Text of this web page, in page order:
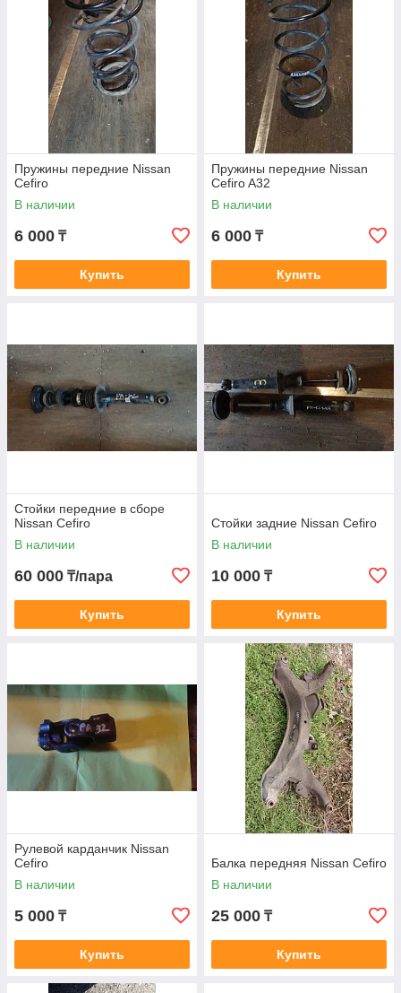
Пружины передние Nissan
Cefiro
В наличии
6 000 ₸
Купить
Пружины передние Nissan
Cefiro A32
В наличии
6 000 ₸
Купить
Стойки передние в сборе
Nissan Cefiro
В наличии
60 000 ₸/пара
Купить
Стойки задние Nissan Cefiro
В наличии
10 000 ₸
Купить
Рулевой карданчик Nissan
Cefiro
В наличии
5 000 ₸
Купить
Балка передняя Nissan Cefiro
В наличии
25 000 ₸
Купить